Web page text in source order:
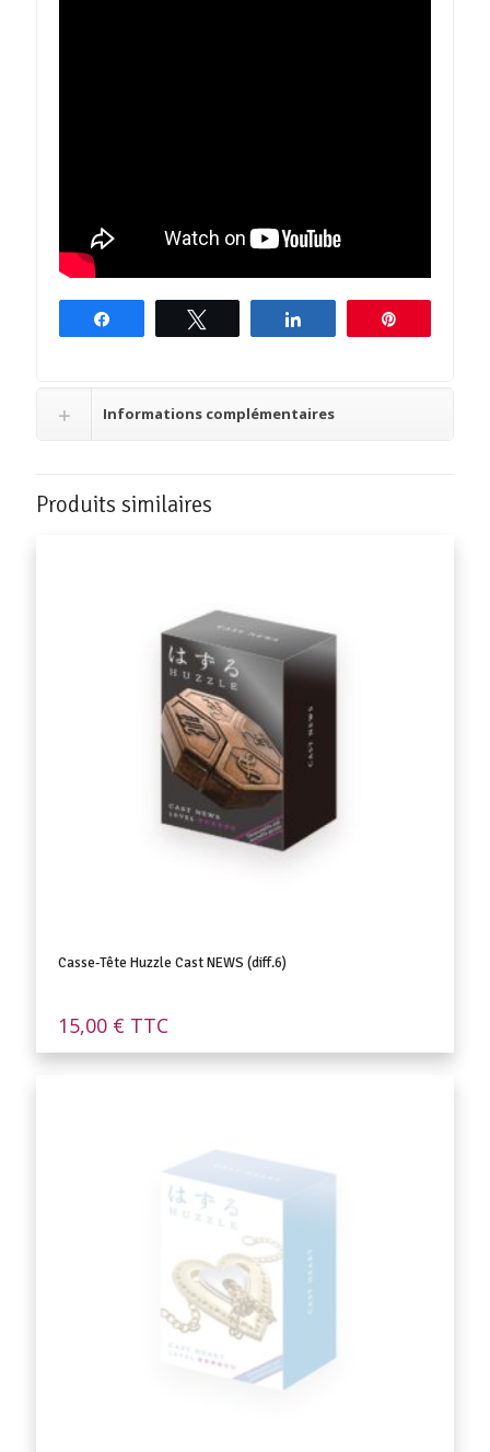
Informations complémentaires
Produits similaires
Casse-Tête Huzzle Cast NEWS (diff.6)
15,00 € TTC